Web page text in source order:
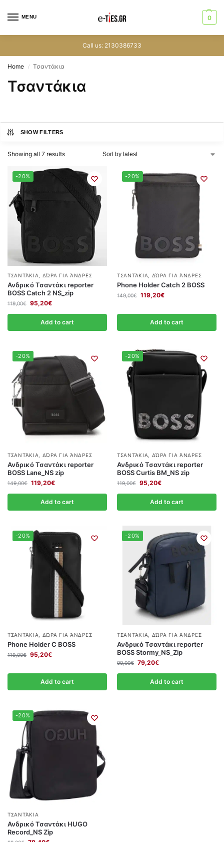
MENU 0
Call us: 2130386733
Home / Τσαντάκια
Τσαντάκια
SHOW FILTERS
Showing all 7 results
-20%
ΤΣΑΝΤΆΚΙΑ ΔΏΡΑ ΓΙΑ ΆΝΔΡΕΣ
Ανδρικό Τσαντάκι reporter
BOSS Catch 2 NS_zip
119,00€ 95,20€
Add to cart
-20%
ΤΣΑΝΤΆΚΙΑ ΔΏΡΑ ΓΙΑ ΆΝΔΡΕΣ
Phone Holder Catch 2 BOSS
149,00€ 119,20€
Add to cart
-20%
ΤΣΑΝΤΆΚΙΑ ΔΏΡΑ ΓΙΑ ΆΝΔΡΕΣ
Ανδρικό Τσαντάκι reporter
BOSS Lane_NS zip
149,00€ 119,20€
Add to cart
-20%
ΤΣΑΝΤΆΚΙΑ ΔΏΡΑ ΓΙΑ ΆΝΔΡΕΣ
Ανδρικό Τσαντάκι reporter
BOSS Curtis BM_NS zip
119,00€ 95,20€
Add to cart
-20%
ΤΣΑΝΤΆΚΙΑ ΔΏΡΑ ΓΙΑ ΆΝΔΡΕΣ
Phone Holder C BOSS
119,00€ 95,20€
Add to cart
-20%
ΤΣΑΝΤΆΚΙΑ ΔΏΡΑ ΓΙΑ ΆΝΔΡΕΣ
Ανδρικό Τσαντάκι reporter
BOSS Stormy_NS_Zip
99,00€ 79,20€
Add to cart
-20%
ΤΣΑΝΤΆΚΙΑ
Ανδρικό Τσαντάκι HUGO
Record_NS Zip